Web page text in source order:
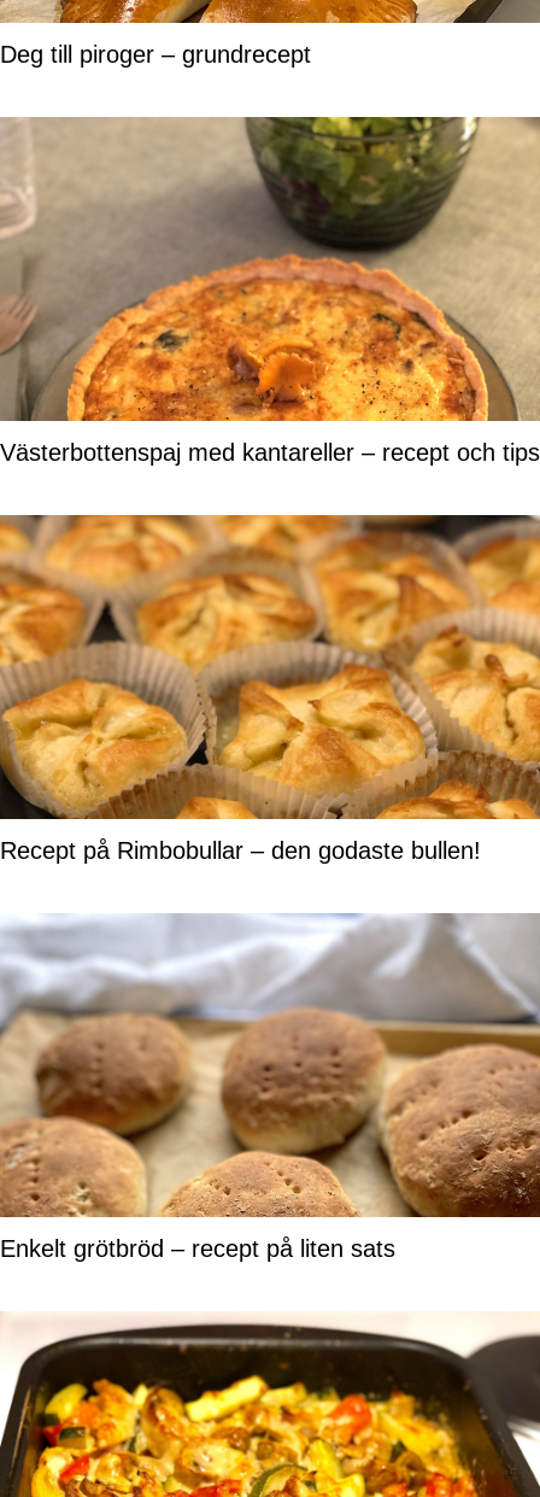
Deg till piroger – grundrecept
Västerbottenspaj med kantareller – recept och tips
Recept på Rimbobullar – den godaste bullen!
Enkelt grötbröd – recept på liten sats